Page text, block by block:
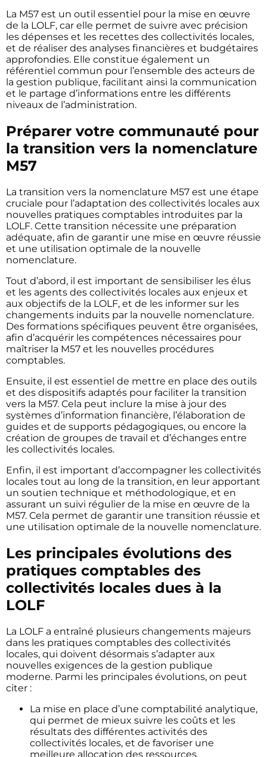
La M57 est un outil essentiel pour la mise en œuvre
de la LOLF, car elle permet de suivre avec précision
les dépenses et les recettes des collectivités locales,
et de réaliser des analyses financières et budgétaires
approfondies. Elle constitue également un
référentiel commun pour l’ensemble des acteurs de
la gestion publique, facilitant ainsi la communication
et le partage d’informations entre les différents
niveaux de l’administration.
Préparer votre communauté pour
la transition vers la nomenclature
M57
La transition vers la nomenclature M57 est une étape
cruciale pour l’adaptation des collectivités locales aux
nouvelles pratiques comptables introduites par la
LOLF. Cette transition nécessite une préparation
adéquate, afin de garantir une mise en œuvre réussie
et une utilisation optimale de la nouvelle
nomenclature.
Tout d’abord, il est important de sensibiliser les élus
et les agents des collectivités locales aux enjeux et
aux objectifs de la LOLF, et de les informer sur les
changements induits par la nouvelle nomenclature.
Des formations spécifiques peuvent être organisées,
afin d’acquérir les compétences nécessaires pour
maîtriser la M57 et les nouvelles procédures
comptables.
Ensuite, il est essentiel de mettre en place des outils
et des dispositifs adaptés pour faciliter la transition
vers la M57. Cela peut inclure la mise à jour des
systèmes d’information financière, l’élaboration de
guides et de supports pédagogiques, ou encore la
création de groupes de travail et d’échanges entre
les collectivités locales.
Enfin, il est important d’accompagner les collectivités
locales tout au long de la transition, en leur apportant
un soutien technique et méthodologique, et en
assurant un suivi régulier de la mise en œuvre de la
M57. Cela permet de garantir une transition réussie et
une utilisation optimale de la nouvelle nomenclature.
Les principales évolutions des
pratiques comptables des
collectivités locales dues à la
LOLF
La LOLF a entraîné plusieurs changements majeurs
dans les pratiques comptables des collectivités
locales, qui doivent désormais s’adapter aux
nouvelles exigences de la gestion publique
moderne. Parmi les principales évolutions, on peut
citer :
La mise en place d’une comptabilité analytique,
qui permet de mieux suivre les coûts et les
résultats des différentes activités des
collectivités locales, et de favoriser une
meilleure allocation des ressources.